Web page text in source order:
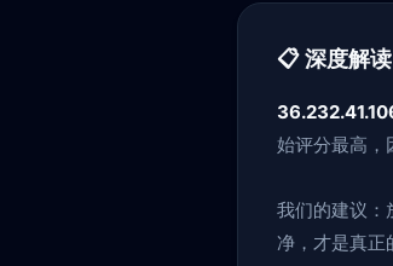
📋 深度解读
始评分最高，
我们的建议：
净，才是真正